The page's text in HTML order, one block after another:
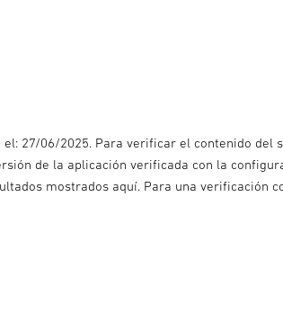
27/06/2025. Para verificar el contenido del
de la aplicación verificada con la
mostrados aquí. Para una